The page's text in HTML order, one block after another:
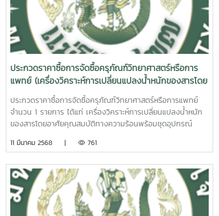
ประกวดราคาซื้อการจัดซื้อครุภัณฑ์วิทยาศาสตร์หรือการ
แพทย์ (เครื่องวิคราะห์การเปลี่ยนแปลงน้ำหนักของสารโดย
อาศัยคุณสมบัติทางความร้อนพร้อมชุดอุปกรณ์วิเคราะห์
ด้วยแสงอินฟราเรด จำนวน 1 ชุด)
ประกวดราคาซื้อการจัดซื้อครุภัณฑ์วิทยาศาสตร์หรือการแพทย์
จำนวน 1 รายการ ได้แก่ เครื่องวิคราะห์การเปลี่ยนแปลงน้ำหนัก
ของสารโดยอาศัยคุณสมบัติทางความร้อนพร้อมชุดอุปกรณ์
อิเล็กทรอนิกส์ (e-bidding)
11 มีนาคม 2568 | 761